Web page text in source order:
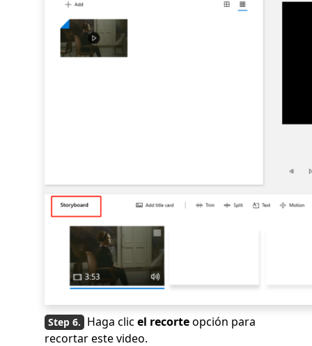
Haga clic el recorteopción para
recortar este video.